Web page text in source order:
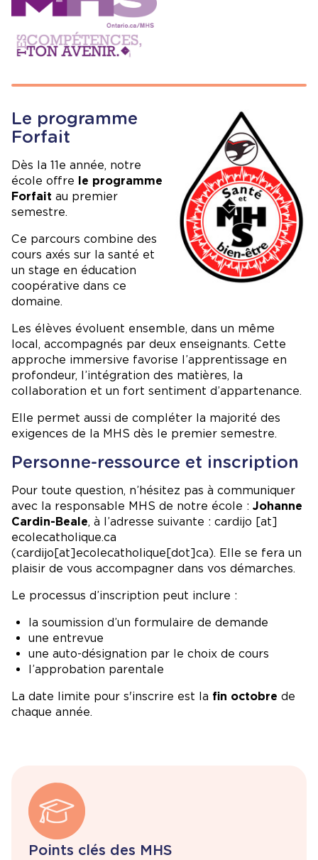
Image
Le programme
Forfait
Dès la 11e année, notre
école offre le programme
Forfait au premier
semestre.
Ce parcours combine des
cours axés sur la santé et
un stage en éducation
coopérative dans ce
domaine.
Les élèves évoluent ensemble, dans un même
local, accompagnés par deux enseignants. Cette
approche immersive favorise l’apprentissage en
profondeur, l’intégration des matières, la
collaboration et un fort sentiment d’appartenance.
Elle permet aussi de compléter la majorité des
exigences de la MHS dès le premier semestre.
Personne-ressource et inscription
Pour toute question, n’hésitez pas à communiquer
avec la responsable MHS de notre école : Johanne
Cardin-Beale, à l’adresse suivante : cardijo [at]
ecolecatholique.ca
(cardijo[at]ecolecatholique[dot]ca). Elle se fera un
plaisir de vous accompagner dans vos démarches.
Le processus d’inscription peut inclure :
la soumission d’un formulaire de demande
une entrevue
une auto-désignation par le choix de cours
l’approbation parentale
La date limite pour s'inscrire est la fin octobre de
chaque année.
Points clés des MHS